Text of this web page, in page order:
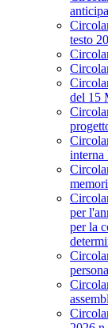
testo
del 15
per
per la